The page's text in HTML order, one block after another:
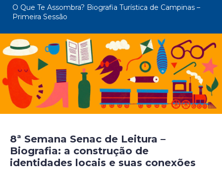
O Que Te Assombra? Biografia Turística de Campinas –
Primeira Sessão
8ª Semana Senac de Leitura –
Biografia: a construção de
identidades locais e suas conexões